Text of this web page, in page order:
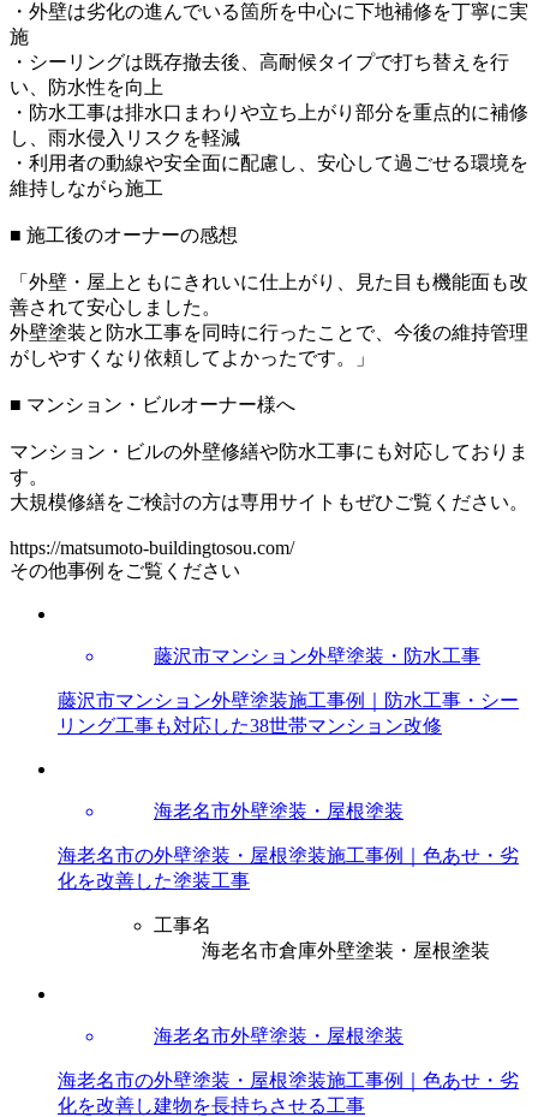
・外壁は劣化の進んでいる箇所を中心に下地補修を丁寧に実
施
・シーリングは既存撤去後、高耐候タイプで打ち替えを行
い、防水性を向上
・防水工事は排水口まわりや立ち上がり部分を重点的に補修
し、雨水侵入リスクを軽減
・利用者の動線や安全面に配慮し、安心して過ごせる環境を
維持しながら施工
■ 施工後のオーナーの感想
「外壁・屋上ともにきれいに仕上がり、見た目も機能面も改
善されて安心しました。
外壁塗装と防水工事を同時に行ったことで、今後の維持管理
がしやすくなり依頼してよかったです。」
■ マンション・ビルオーナー様へ
マンション・ビルの外壁修繕や防水工事にも対応しておりま
す。
大規模修繕をご検討の方は専用サイトもぜひご覧ください。
https://matsumoto-buildingtosou.com/
その他事例をご覧ください
藤沢市マンション外壁塗装・防水工事
藤沢市マンション外壁塗装施工事例｜防水工事・シー
リング工事も対応した38世帯マンション改修
海老名市外壁塗装・屋根塗装
海老名市の外壁塗装・屋根塗装施工事例｜色あせ・劣
化を改善した塗装工事
工事名
海老名市倉庫外壁塗装・屋根塗装
海老名市外壁塗装・屋根塗装
海老名市の外壁塗装・屋根塗装施工事例｜色あせ・劣
化を改善し建物を長持ちさせる工事